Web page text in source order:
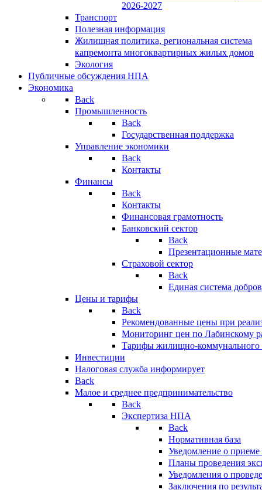
2026-2027
Транспорт
Полезная информация
Жилищная политика, региональная система
капремонта многоквартирных жилых домов
Экология
Публичные обсуждения НПА
Экономика
Back
Промышленность
Back
Государственная поддержка
Управление экономики
Back
Контакты
Финансы
Back
Контакты
Финансовая грамотность
Банковский сектор
Back
Презентационные
Страховой сектор
Back
Единая система
Цены и тарифы
Back
Рекомендованные цены при
Мониторинг цен по Лабинскому
Тарифы жилищно-коммунального
Инвестиции
Налоговая служба информирует
Back
Малое и среднее предпринимательство
Back
Экспертиза НПА
Back
Нормативная база
Уведомление о
Планы проведения
Уведомления о
Заключения по